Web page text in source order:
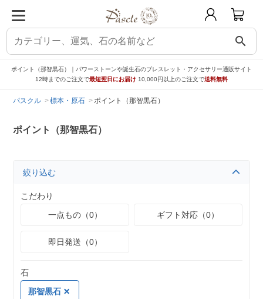
search
ポイント（那智黒石）｜パワーストーンや誕生石のブレスレット・アクセサリー通販サイト
12時までのご注文で最短翌日にお届け 10,000円以上のご注文で送料無料
パスクル 標本・原石 ポイント（那智黒石）
ポイント（那智黒石）
絞り込む
こだわり
一点もの（0）
ギフト対応（0）
即日発送（0）
石
那智黒石